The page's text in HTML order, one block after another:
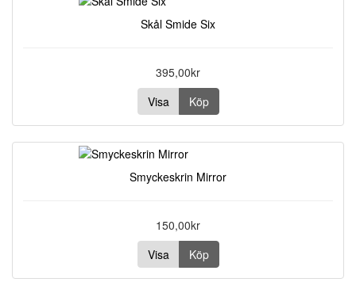
Skål Smide Six
395,00kr
Visa
Köp
Smyckeskrin Mirror
150,00kr
Visa
Köp